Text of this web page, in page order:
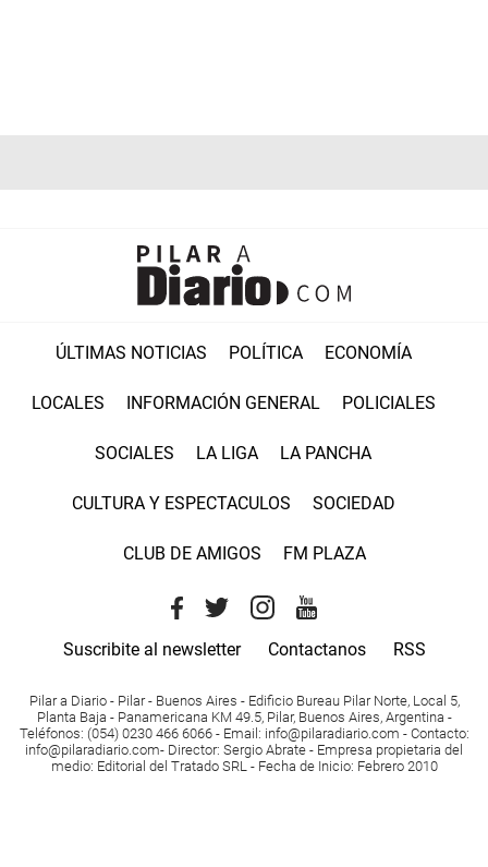
ÚLTIMAS NOTICIAS POLÍTICA ECONOMÍA
LOCALES INFORMACIÓN GENERAL POLICIALES
SOCIALES LA LIGA LA PANCHA
CULTURA Y ESPECTACULOS SOCIEDAD
CLUB DE AMIGOS FM PLAZA
Suscribite al newsletter Contactanos RSS
Pilar a Diario - Pilar - Buenos Aires - Edificio Bureau Pilar Norte, Local 5,
Planta Baja - Panamericana KM 49.5, Pilar, Buenos Aires, Argentina -
Teléfonos: (054) 0230 466 6066 - Email : info@pilaradiario.com - Contacto:
info@pilaradiario.com- Director: Sergio Abrate - Empresa propietaria del
medio: Editorial del Tratado SRL - Fecha de Inicio: Febrero 2010